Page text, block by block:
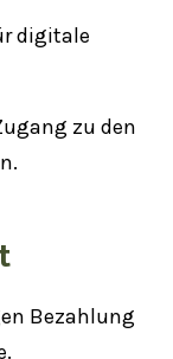
digitale
zu den
Bezahlung